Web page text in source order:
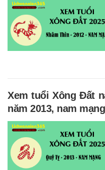
Xem tuổi Xông Đất
năm 2013, nam mạng